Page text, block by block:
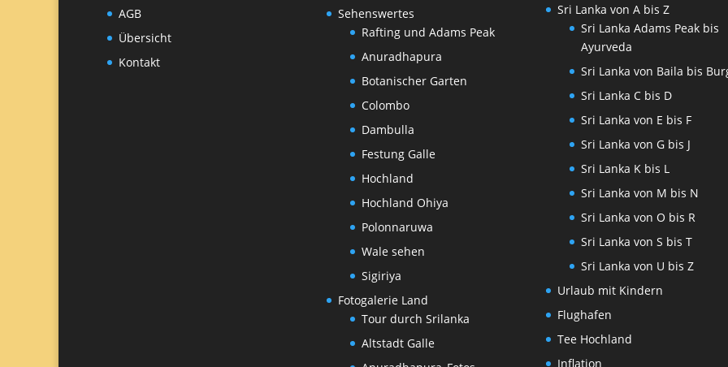
AGB
Übersicht
Kontakt
Sehenswertes
Rafting und Adams Peak
Anuradhapura
Botanischer Garten
Colombo
Dambulla
Festung Galle
Hochland
Hochland Ohiya
Polonnaruwa
Wale sehen
Sigiriya
Fotogalerie Land
Tour durch Srilanka
Altstadt Galle
Sri Lanka von A bis Z
Sri Lanka Adams Peak bis
Ayurveda
Sri Lanka von Baila bis
Sri Lanka C bis D
Sri Lanka von E bis F
Sri Lanka von G bis J
Sri Lanka K bis L
Sri Lanka von M bis N
Sri Lanka von O bis R
Sri Lanka von S bis T
Sri Lanka von U bis Z
Urlaub mit Kindern
Flughafen
Tee Hochland
Inflation